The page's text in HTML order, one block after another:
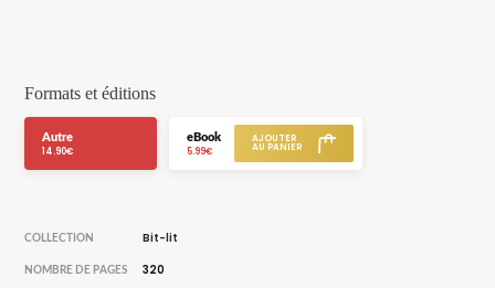
Formats et éditions
Autre
14.90€
eBook
5.99€
COLLECTION Bit-lit
NOMBRE DE PAGES 320